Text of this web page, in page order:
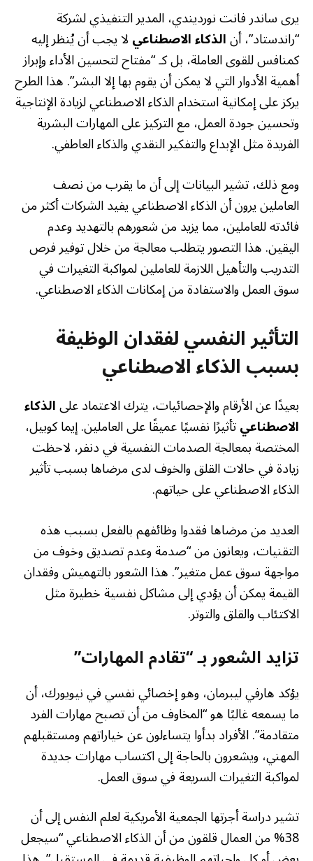
يرى ساندر فانت نورديندي، المدير التنفيذي لشركة
“راندستاد”، أنالذكاء الاصطناعيلا يجب أن يُنظر إليه
كمنافس للقوى العاملة، بل كـ “مفتاح لتحسين الأداء وإبراز
أهمية الأدوار التي لا يمكن أن يقوم بها إلا البشر”. هذا الطرح
يركز على إمكانية استخدام الذكاء الاصطناعي لزيادة الإنتاجية
وتحسين جودة العمل، مع التركيز على المهارات البشرية
الفريدة مثل الإبداع والتفكير النقدي والذكاء العاطفي.
ومع ذلك، تشير البيانات إلى أن ما يقرب من نصف
العاملين يرون أن الذكاء الاصطناعي يفيد الشركات أكثر من
فائدته للعاملين، مما يزيد من شعورهم بالتهديد وعدم
اليقين. هذا التصور يتطلب معالجة من خلال توفير فرص
التدريب والتأهيل اللازمة للعاملين لمواكبة التغيرات في
سوق العمل والاستفادة من إمكانات الذكاء الاصطناعي.
التأثير النفسي لفقدان الوظيفة
بسبب الذكاء الاصطناعي
بعيدًا عن الأرقام والإحصائيات، يترك الاعتماد علىالذكاء
الاصطناعيتأثيرًا نفسيًا عميقًا على العاملين. إيما كوبيل،
المختصة بمعالجة الصدمات النفسية في دنفر، لاحظت
زيادة في حالات القلق والخوف لدى مرضاها بسبب تأثير
الذكاء الاصطناعي على حياتهم.
العديد من مرضاها فقدوا وظائفهم بالفعل بسبب هذه
التقنيات، ويعانون من “صدمة وعدم تصديق وخوف من
مواجهة سوق عمل متغير”. هذا الشعور بالتهميش وفقدان
القيمة يمكن أن يؤدي إلى مشاكل نفسية خطيرة مثل
الاكتئاب والقلق والتوتر.
تزايد الشعور بـ “تقادم المهارات”
يؤكد هارفي ليبرمان، وهو إخصائي نفسي في نيويورك، أن
ما يسمعه غالبًا هو “المخاوف من أن تصبح مهارات الفرد
متقادمة”. الأفراد بدأوا يتساءلون عن خياراتهم ومستقبلهم
المهني، ويشعرون بالحاجة إلى اكتساب مهارات جديدة
لمواكبة التغيرات السريعة في سوق العمل.
تشير دراسة أجرتها الجمعية الأمريكية لعلم النفس إلى أن
38% من العمال قلقون من أن الذكاء الاصطناعي “سيجعل